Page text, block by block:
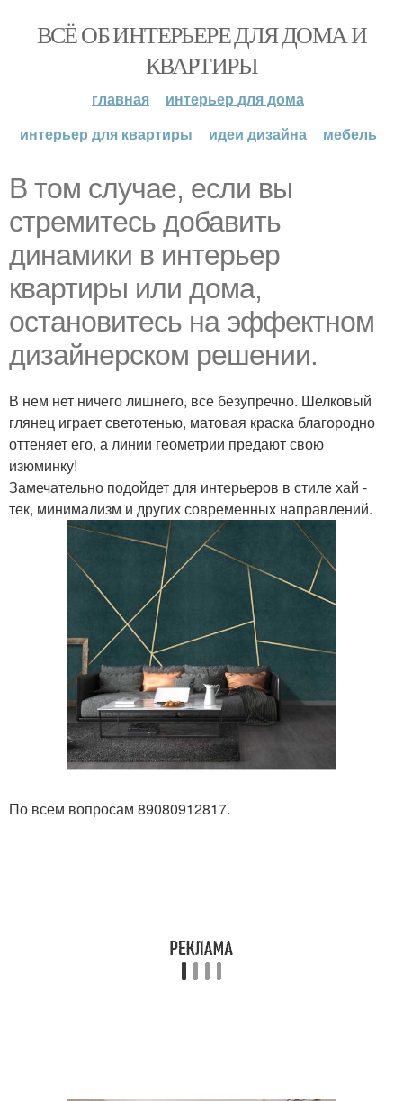
ВСЁ ОБ ИНТЕРЬЕРЕ ДЛЯ ДОМА И
КВАРТИРЫ
главная
интерьер для дома
интерьер для квартиры
идеи дизайна мебель
В том случае, если вы
стремитесь добавить
динамики в интерьер
квартиры или дома,
остановитесь на эффектном
дизайнерском решении.
В нем нет ничего лишнего, все безупречно. Шелковый
глянец играет светотенью, матовая краска благородно
оттеняет его, а линии геометрии предают свою
изюминку!
Замечательно подойдет для интерьеров в стиле хай -
тек, минимализм и других современных направлений.
По всем вопросам 89080912817.